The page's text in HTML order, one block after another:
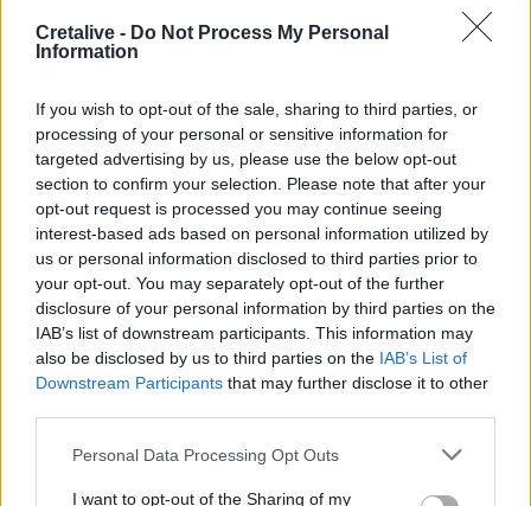
Cretalive - Do Not Process My Personal
Information
If you wish to opt-out of the sale, sharing to third parties, or
processing of your personal or sensitive information for
targeted advertising by us, please use the below opt-out
section to confirm your selection. Please note that after your
opt-out request is processed you may continue seeing
interest-based ads based on personal information utilized by
us or personal information disclosed to third parties prior to
your opt-out. You may separately opt-out of the further
disclosure of your personal information by third parties on the
IAB’s list of downstream participants. This information may
also be disclosed by us to third parties on the IAB’s List of
Downstream Participants that may further disclose it to other
Personal Data Processing Opt Outs
I want to opt-out of the Sharing of my
01:42
00:31
Παιδιά στην πισίνα: 6 απαράβατοι κανόνες για την
πρόληψη του πνιγμού
00:00
Ανατριχιαστικό βίντεο από τον σεισμό στην Ιαπωνία:
Γιατροί προστατεύουν με τα σώματά τους ασθενή την
ώρα του χειρουργείου
23:54
Τραμπ: Ο πόλεμος με το Ιράν "θα τελειώσει σύντομα"
30χρονη έπεσε στη θάλασσα από την γέφυρα της
Χαλκίδας